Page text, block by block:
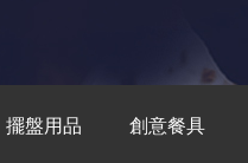
擺盤用品 創意餐具